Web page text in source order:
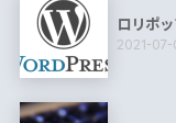
ロリポ
2021-